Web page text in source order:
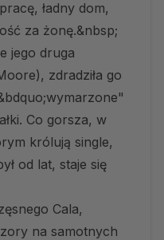
ładny dom,
za żonę.&nbsp;
jego druga
zdradziła go
Co gorsza, w
królują single,
od lat, staje się
Cala,
na samotnych